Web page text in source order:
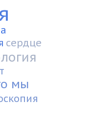
сердце
мы